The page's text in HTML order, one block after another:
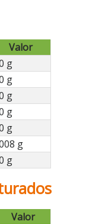
Valor
g
g
g
g
g
g
g
Valor